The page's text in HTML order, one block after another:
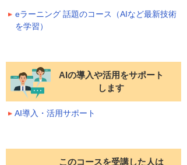
eラーニング 話題のコース（AIなど最新技術
を学習）
AIの導入や活用をサポート
します
AI導入・活用サポート
このコースを受講した人は